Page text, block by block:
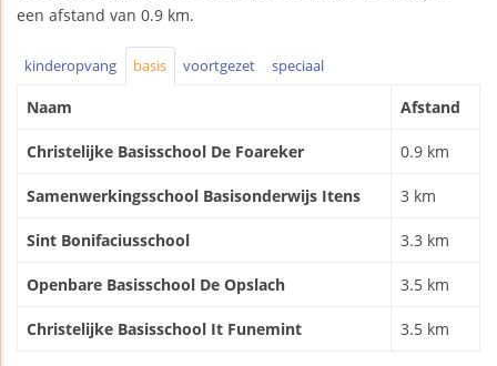
een afstand van 0.9 km.
kinderopvang basis voortgezet speciaal
Naam Afstand
Christelijke Basisschool De Foareker 0.9 km
Samenwerkingsschool Basisonderwijs Itens 3 km
Sint Bonifaciusschool 3.3 km
Openbare Basisschool De Opslach 3.5 km
Christelijke Basisschool It Funemint 3.5 km